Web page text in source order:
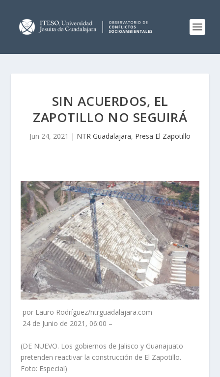
SIN ACUERDOS, EL
ZAPOTILLO NO SEGUIRÁ
Jun 24, 2021 | NTR Guadalajara, Presa El Zapotillo
por Lauro Rodríguez/ntrguadalajara.com
24 de Junio de 2021, 06:00 –
(DE NUEVO. Los gobiernos de Jalisco y Guanajuato
pretenden reactivar la construcción de El Zapotillo.
Foto: Especial)